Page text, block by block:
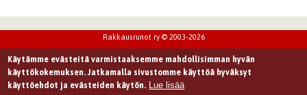
Rakkausrunot ry © 2003-2026
Käytämme evästeitä varmistaaksemme mahdollisimman hyvän
käyttökokemuksen. Jatkamalla sivustomme käyttöä hyväksyt
käyttöehdot ja evästeiden käytön. Lue lisää